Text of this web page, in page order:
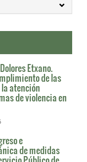
Etxano.
de las
atención
de violencia en
e
de medidas